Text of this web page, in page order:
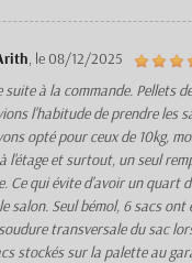
, le08/12/2025
à la commande. Pellets de
l'habitude de prendre les
opté pour ceux de 10kg,
l'étage et surtout, un seul
Ce qui évite d'avoir un quart
salon. Seul bémol, 6 sacs ont
transversale du sac
stockés sur la palette au